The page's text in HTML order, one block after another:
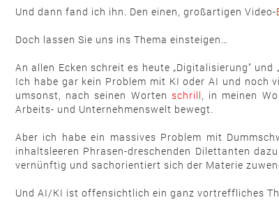
Und dann fand ich ihn. Den einen, großartigen Video-
Doch lassen Sie uns ins Thema einsteigen…
An allen Ecken schreit es heute „Digitalisierung"
Ich habe gar kein Problem mit KI oder AI und noch
umsonst, nach seinen Worten schrill, in meinen
Arbeits- und Unternehmenswelt bewegt.
Aber ich habe ein massives Problem mit
inhaltsleeren Phrasen-dreschenden Dilettanten
vernünftig und sachorientiert sich der Materie
Und AI/KI ist offensichtlich ein ganz vortreffliches